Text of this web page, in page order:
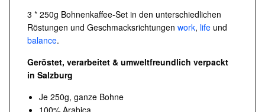
3 * 250g Bohnenkaffee-Set in den unterschiedlichen
Röstungen und Geschmacksrichtungen work, life und
balance.
Geröstet, verarbeitet & umweltfreundlich verpackt
in Salzburg
Je 250g, ganze Bohne
100% Arabica